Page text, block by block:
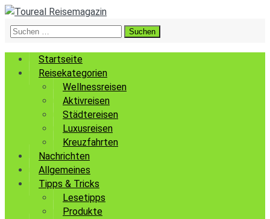
Suchen
Startseite
Reisekategorien
Wellnessreisen
Aktivreisen
Städtereisen
Luxusreisen
Kreuzfahrten
Nachrichten
Allgemeines
Tipps & Tricks
Lesetipps
Produkte